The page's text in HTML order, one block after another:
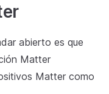
abierto es que
Matter
Matter como